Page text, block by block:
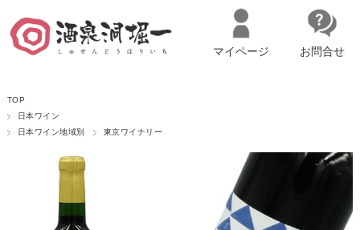
マイページ お問合せ
TOP
日本ワイン
日本ワイン地域別
東京ワイナリー